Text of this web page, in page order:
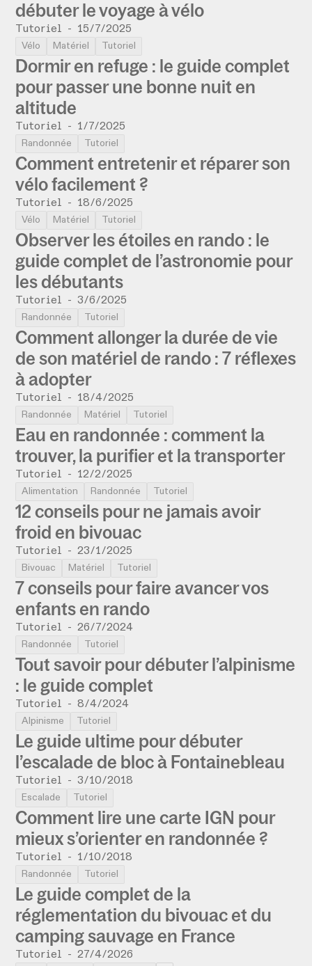
débuter le voyage à vélo
Tutoriel - 15/7/2025
Vélo Matériel Tutoriel
Dormir en refuge : le guide complet
pour passer une bonne nuit en
altitude
Tutoriel - 1/7/2025
Randonnée Tutoriel
Comment entretenir et réparer son
vélo facilement ?
Tutoriel - 18/6/2025
Vélo Matériel Tutoriel
Observer les étoiles en rando : le
guide complet de l’astronomie pour
les débutants
Tutoriel - 3/6/2025
Randonnée Tutoriel
Comment allonger la durée de vie
de son matériel de rando : 7 réflexes
à adopter
Tutoriel - 18/4/2025
Randonnée Matériel Tutoriel
Eau en randonnée : comment la
trouver, la purifier et la transporter
Tutoriel - 12/2/2025
Alimentation Randonnée Tutoriel
12 conseils pour ne jamais avoir
froid en bivouac
Tutoriel -23/1/2025
Bivouac Matériel Tutoriel
7 conseils pour faire avancer vos
enfants en rando
Tutoriel -26/7/2024
Randonnée Tutoriel
Tout savoir pour débuter l’alpinisme
: le guide complet
Tutoriel -8/4/2024
Alpinisme Tutoriel
Le guide ultime pour débuter
l’escalade de bloc à Fontainebleau
Tutoriel - 3/10/2018
Escalade Tutoriel
Comment lire une carte IGN pour
mieux s’orienter en randonnée ?
Tutoriel - 1/10/2018
Randonnée Tutoriel
Le guide complet de la
réglementation du bivouac et du
camping sauvage en France
Tutoriel -27/4/2026